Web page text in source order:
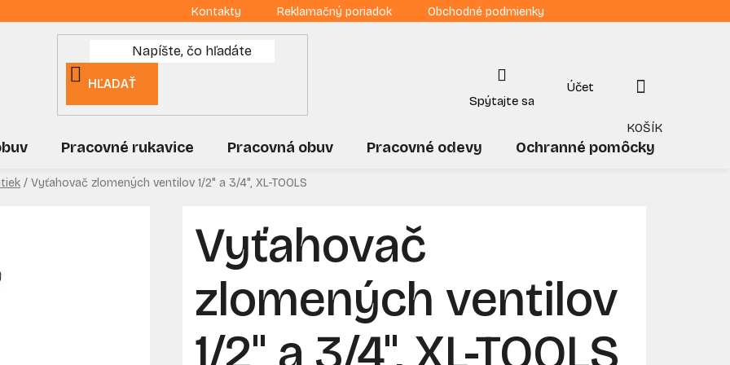
Kontakty Reklamačný poriadok Obchodné podmienky
HĽADAŤ
NÁKUPNÝ
KOŠÍK
Pracovné rukavice Pracovná obuv Pracovné odevy Ochranné pomôcky
/ Vyťahovač zlomených ventilov 1/2" a 3/4", XL-TOOLS
Vyťahovač
zlomených ventilov
1/2" a 3/4", XL-TOOLS